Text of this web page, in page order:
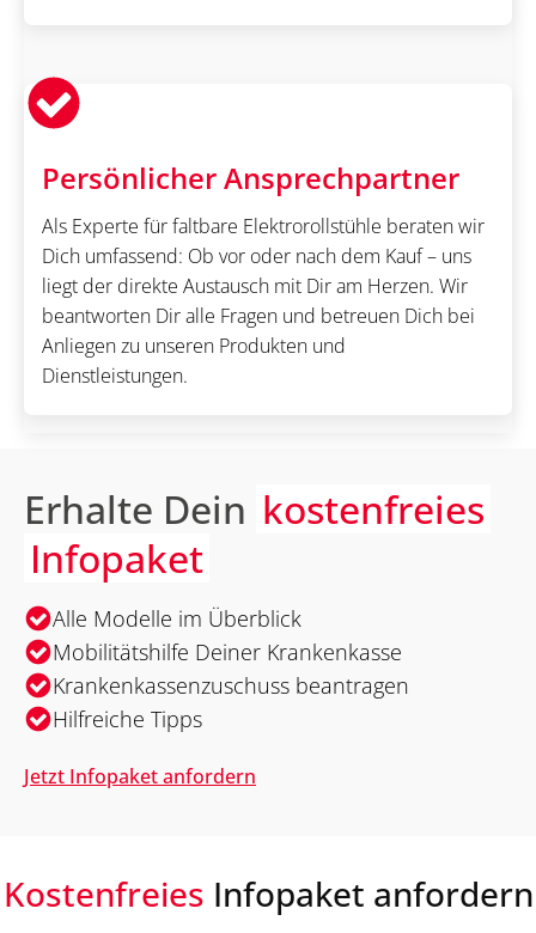
Persönlicher Ansprechpartner
Als Experte für faltbare Elektrorollstühle beraten wir
Dich umfassend: Ob vor oder nach dem Kauf – uns
liegt der direkte Austausch mit Dir am Herzen. Wir
beantworten Dir alle Fragen und betreuen Dich bei
Anliegen zu unseren Produkten und
Dienstleistungen.
Erhalte Dein kostenfreies
Infopaket
Alle Modelle im Überblick
Mobilitätshilfe Deiner Krankenkasse
Krankenkassenzuschuss beantragen
Hilfreiche Tipps
Jetzt Infopaket anfordern
Kostenfreies Infopaket anfordern